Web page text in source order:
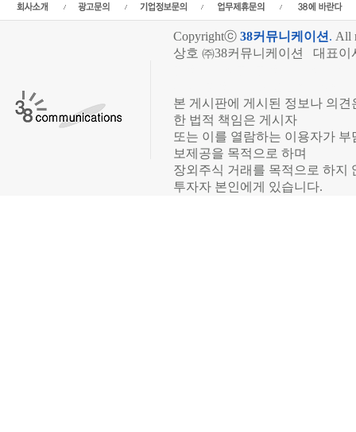
Copyrightⓒ 38커뮤니케이션 . All
상호 ㈜38커뮤니케이션 대표이
본 게시판에 게시된 정보나 의
한 법적 책임은 게시자
또는 이를 열람하는 이용자가
보제공을 목적으로 하며
장외주식 거래를 목적으로 하지
투자자 본인에게 있습니다.